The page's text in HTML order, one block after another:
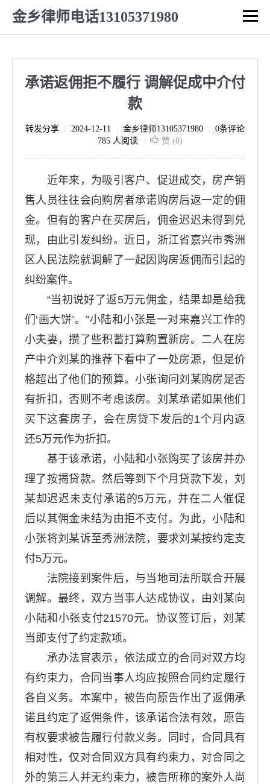
金乡律师电话13105371980
承诺返佣拒不履行 调解促成中介付
款
转发分享 2024-12-11 金乡律师13105371980 0条评论
785 人阅读 赞 (0)
近年来，为吸引客户、促进成交，房产销
售人员往往会向购房者承诺购房后返一定的佣
金。但有的客户在买房后，佣金迟迟未得到兑
现，由此引发纠纷。近日，浙江省嘉兴市秀洲
区人民法院就调解了一起因购房返佣而引起的
纠纷案件。
“当初说好了返5万元佣金，结果却是给我
们‘画大饼’。”小陆和小张是一对来嘉兴工作的
小夫妻，攒了些积蓄打算购置新房。二人在房
产中介刘某的推荐下看中了一处房源，但是价
格超出了他们的预算。小张询问刘某购房是否
有折扣，否则不考虑该房。刘某承诺如果他们
买下这套房子，会在房贷下发后的1个月内返
还5万元作为折扣。
基于该承诺，小陆和小张购买了该房并办
理了按揭贷款。然后等到下个月贷款下发，刘
某却迟迟未支付承诺的5万元，并在二人催促
后以其佣金未结为由拒不支付。为此，小陆和
小张将刘某诉至秀洲法院，要求刘某按约定支
付5万元。
法院接到案件后，与当地司法所联合开展
调解。最终，双方当事人达成协议，由刘某向
小陆和小张支付21570元。协议签订后，刘某
当即支付了约定款项。
承办法官表示，依法成立的合同对双方均
有约束力，合同当事人均应按照合同约定履行
各自义务。本案中，被告向原告作出了返佣承
诺且约定了返佣条件，该承诺合法有效，原告
有权要求被告履行付款义务。同时，合同具有
相对性，仅对合同双方具有约束力，对合同之
外的第三人并无约束力，被告所称的案外人尚